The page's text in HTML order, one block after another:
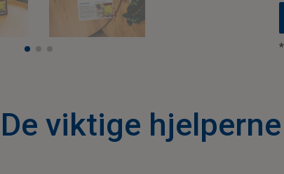
De viktige hjelperne